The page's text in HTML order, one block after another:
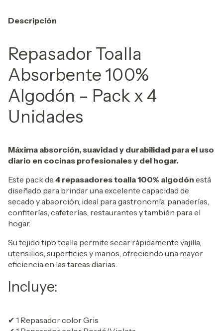
Descripción
Repasador Toalla
Absorbente 100%
Algodón – Pack x 4
Unidades
Máxima absorción, suavidad y durabilidad para el uso
diario en cocinas profesionales y del hogar.
Este pack de 4 repasadores toalla 100% algodón está
diseñado para brindar una excelente capacidad de
secado y absorción, ideal para gastronomía, panaderías,
confiterías, cafeterías, restaurantes y también para el
hogar.
Su tejido tipo toalla permite secar rápidamente vajilla,
utensilios, superficies y manos, ofreciendo una mayor
eficiencia en las tareas diarias.
Incluye:
✔ 1 Repasador color Gris